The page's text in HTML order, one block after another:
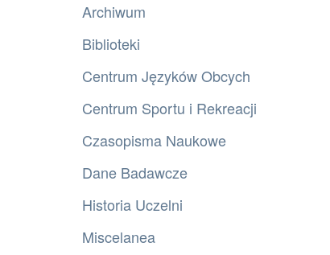
Archiwum
Biblioteki
Centrum Języków Obcych
Centrum Sportu i Rekreacji
Czasopisma Naukowe
Dane Badawcze
Historia Uczelni
Miscelanea